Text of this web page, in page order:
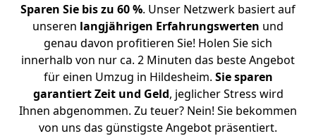
Sparen Sie bis zu 60 %. Unser Netzwerk basiert auf
unseren langjährigen Erfahrungswerten und
genau davon profitieren Sie! Holen Sie sich
innerhalb von nur ca. 2 Minuten das beste Angebot
für einen Umzug in Hildesheim. Sie sparen
garantiert Zeit und Geld, jeglicher Stress wird
Ihnen abgenommen. Zu teuer? Nein! Sie bekommen
von uns das günstigste Angebot präsentiert.